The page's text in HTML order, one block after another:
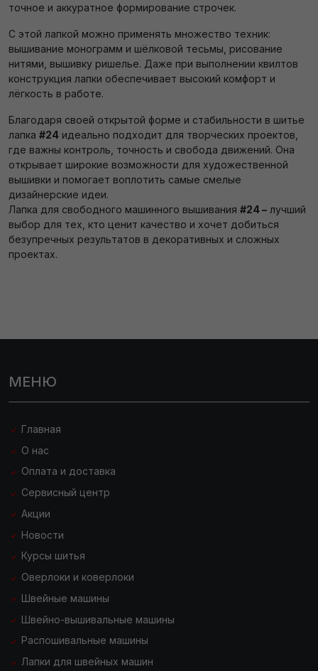
точное и аккуратное формирование строчек.
С этой лапкой можно применять множество техник:
вышивание монограмм и шёлковой тесьмы, рисование
нитями, вышивку ришелье. Даже при выполнении квилтов
конструкция лапки обеспечивает высокий комфорт и
лёгкость в работе.
Благодаря своей открытой форме и стабильности в шитье
лапка #24 идеально подходит для творческих проектов,
где важны контроль, точность и свобода движений. Она
открывает широкие возможности для художественной
вышивки и помогает воплотить самые смелые
дизайнерские идеи.
Лапка для свободного машинного вышивания #24 – лучший
выбор для тех, кто ценит качество и хочет добиться
безупречных результатов в декоративных и сложных
проектах.
МЕНЮ
Главная
О нас
Оплата и доставка
Сервисный центр
Акции
Новости
Курсы шитья
Оверлоки и коверлоки
Швейные машины
Швейно-вышивальные машины
Распошивальные машины
Лапки для швейных машин